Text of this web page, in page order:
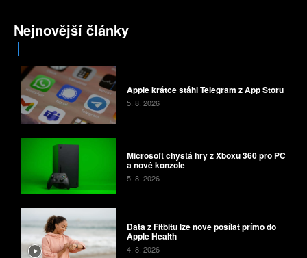
Nejnovější články
Apple krátce stáhl Telegram z App Storu
5. 8. 2026
Microsoft chystá hry z Xboxu 360 pro PC
a nové konzole
5. 8. 2026
Data z Fitbitu lze nově posílat přímo do
Apple Health
4. 8. 2026